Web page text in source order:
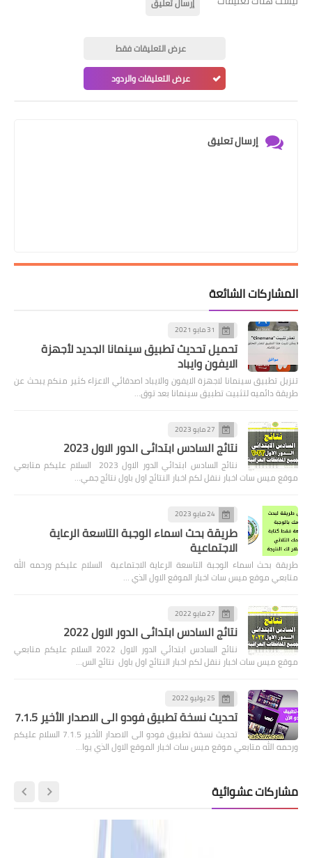
عرض التعليقات فقط
عرض التعليقات والردود
إرسال تعليق
المشاركات الشائعة
31 مايو 2021
تحميل تحديث تطبيق سينمانا الجديد لأجهزة
الايفون وايباد
تنزيل تطبيق سينمانا لاجهزة الايفون والايباد اصدقائي الاعزاء كثير منكم يبحث عن
طريقة دائميه لتثبيت تطبيق سينمانا بعد توق…
27 مايو 2023
نتائج السادس ابتدائي الدور الاول 2023
نتائج السادس ابتدائي الدور الاول 2023 السلام عليكم متابعي
موقع ميس سات اخبار ننقل لكم اخبار النتائج اول باول نتائج جمي…
24 مايو 2023
طريقة بحث اسماء الوجبة التاسعة الرعاية
الاجتماعية
طريقة بحث اسماء الوجبة التاسعة الرعاية الاجتماعية السلام عليكم ورحمه الله
متابعي موقع ميس سات اخبار الموقع الاول الذي …
27 مايو 2022
نتائج السادس ابتدائي الدور الاول 2022
نتائج السادس ابتدائي الدور الاول 2022 السلام عليكم متابعي
موقع ميس سات اخبار ننقل لكم اخبار النتائج اول باول نتائج الس…
25 يوليو 2022
تحديث نسخة تطبيق فودو الى الاصدار الأخير 7.1.5
تحديث نسخة تطبيق فودو الى الاصدار الأخير 7.1.5 السلام عليكم
ورحمه الله متابعي موقع ميس سات اخبار الموقع الاول الذي يوا…
مشاركات عشوائية